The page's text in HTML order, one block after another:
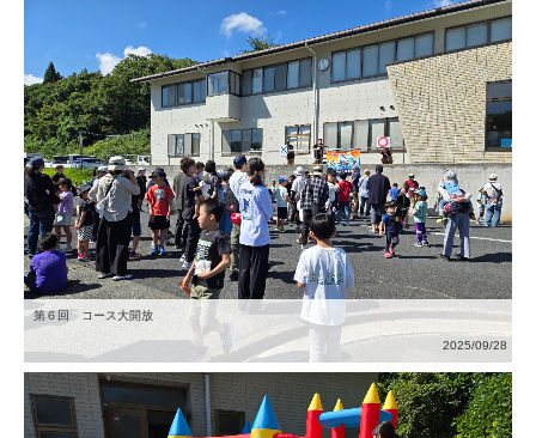
第６回 コース大開放
2025/09/28